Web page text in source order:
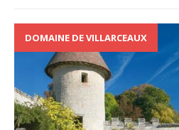
DOMAINE DE VILLARCEAUX